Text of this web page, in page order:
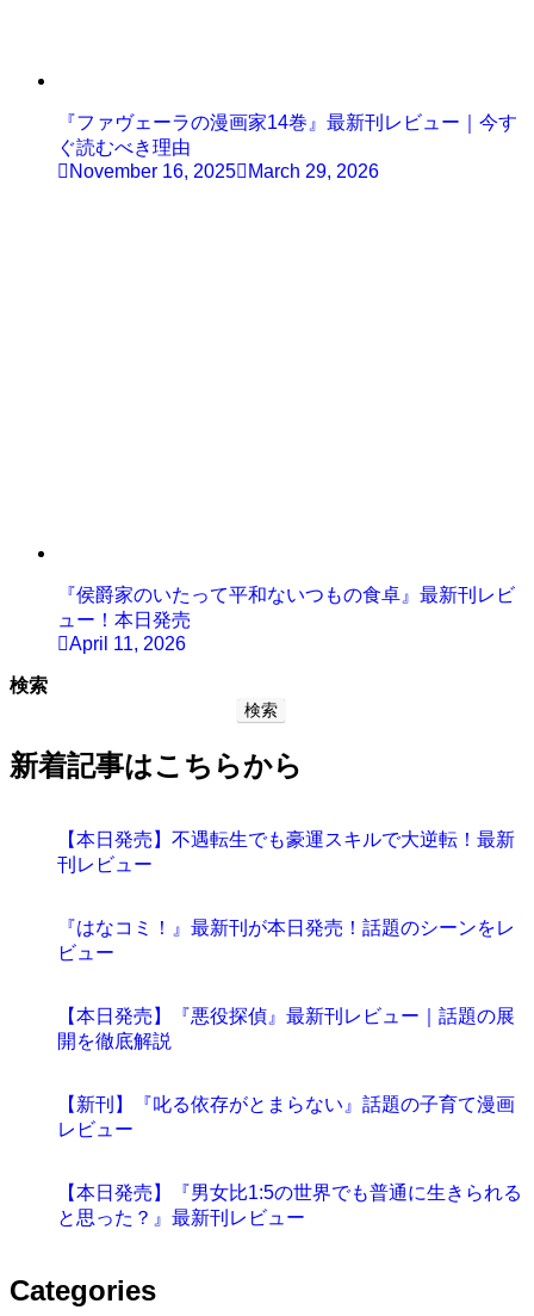
『ファヴェーラの漫画家14巻』最新刊レビュー｜今す
ぐ読むべき理由
November 16, 2025
March 29, 2026
『侯爵家のいたって平和ないつもの食卓』最新刊レビ
ュー！本日発売
April 11, 2026
検索
検索
新着記事はこちらから
【本日発売】不遇転生でも豪運スキルで大逆転！最新
刊レビュー
『はなコミ！』最新刊が本日発売！話題のシーンをレ
ビュー
【本日発売】『悪役探偵』最新刊レビュー｜話題の展
開を徹底解説
【新刊】『叱る依存がとまらない』話題の子育て漫画
レビュー
【本日発売】『男女比1:5の世界でも普通に生きられる
と思った？』最新刊レビュー
Categories